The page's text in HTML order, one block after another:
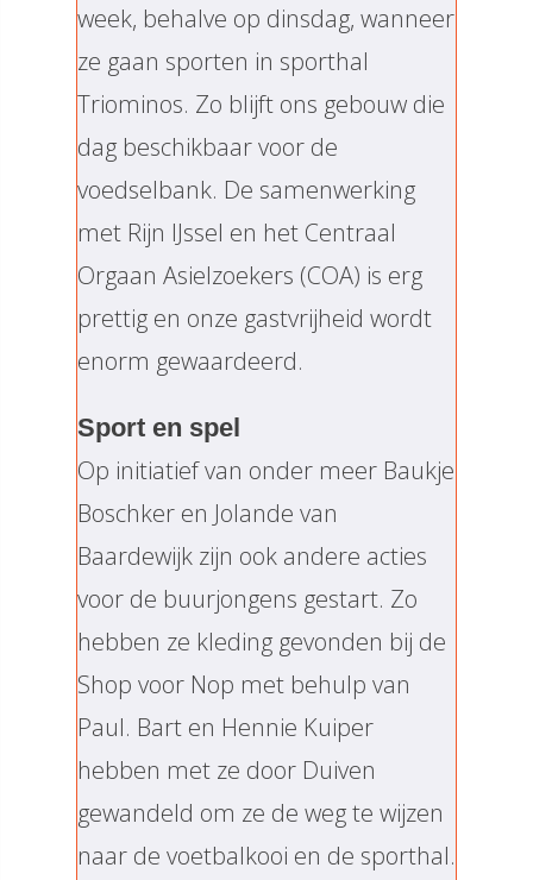
week, behalve op dinsdag, wanneer
ze gaan sporten in sporthal
Triominos. Zo blijft ons gebouw die
dag beschikbaar voor de
voedselbank. De samenwerking
met Rijn IJssel en het Centraal
Orgaan Asielzoekers (COA) is erg
prettig en onze gastvrijheid wordt
enorm gewaardeerd.
Sport en spel
Op initiatief van onder meer Baukje
Boschker en Jolande van
Baardewijk zijn ook andere acties
voor de buurjongens gestart. Zo
hebben ze kleding gevonden bij de
Shop voor Nop met behulp van
Paul. Bart en Hennie Kuiper
hebben met ze door Duiven
gewandeld om ze de weg te wijzen
naar de voetbalkooi en de sporthal.